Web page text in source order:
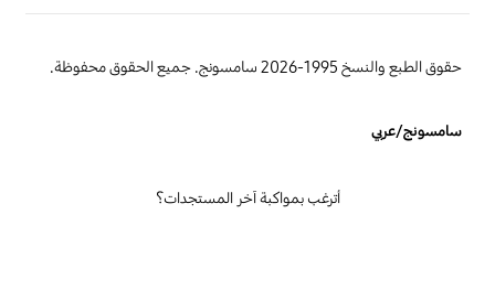
حقوق الطبع والنسخ 1995-2026 سامسونج. جميع الحقوق محفوظة.
سامسونج/عربي
أترغب بمواكبة آخر المستجدات؟